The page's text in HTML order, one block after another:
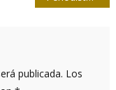
publicada. Los